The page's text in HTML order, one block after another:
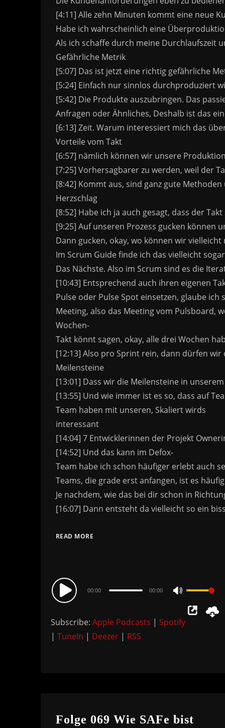
READ MORE
Audio
Player
00:00 00:00
Up/Down
Subscribe: Apple Podcasts | Spotify
| TuneIn | Deezer| RSS
Folge 069 Wie SAFe bist